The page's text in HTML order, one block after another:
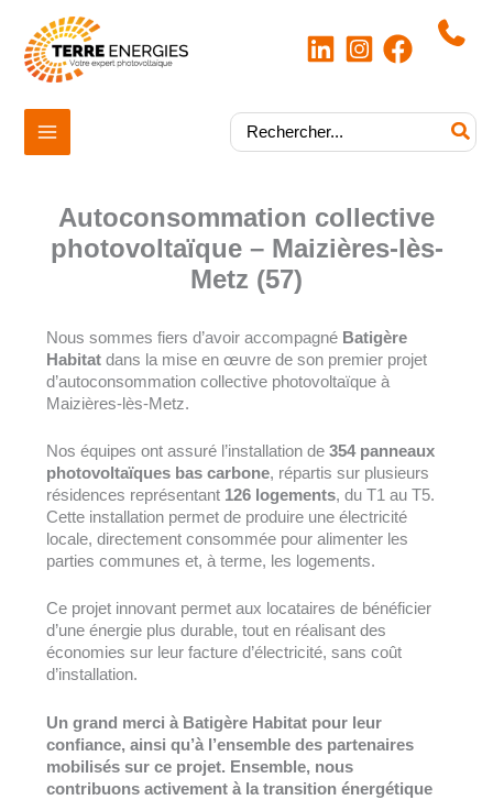
contenu
Rechercher:
Autoconsommation collective
photovoltaïque – Maizières-lès-
Metz (57)
Nous sommes fiers d’avoir accompagné Batigère
Habitat dans la mise en œuvre de son premier projet
d’autoconsommation collective photovoltaïque à
Maizières-lès-Metz.
Nos équipes ont assuré l’installation de354 panneaux
photovoltaïques bas carbone, répartis sur plusieurs
résidences représentant 126 logements, du T1 au T5.
Cette installation permet de produire une électricité
locale, directement consommée pour alimenter les
parties communes et, à terme, les logements.
Ce projet innovant permet aux locataires de bénéficier
d’une énergie plus durable, tout en réalisant des
économies sur leur facture d’électricité, sans coût
d’installation.
Un grand merci à Batigère Habitat pour leur
confiance, ainsi qu’à l’ensemble des partenaires
mobilisés sur ce projet. Ensemble, nous
contribuons activement à la transition énergétique